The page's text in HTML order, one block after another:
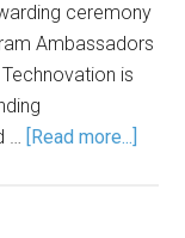
ceremony
Ambassadors
is
… [Read more...]